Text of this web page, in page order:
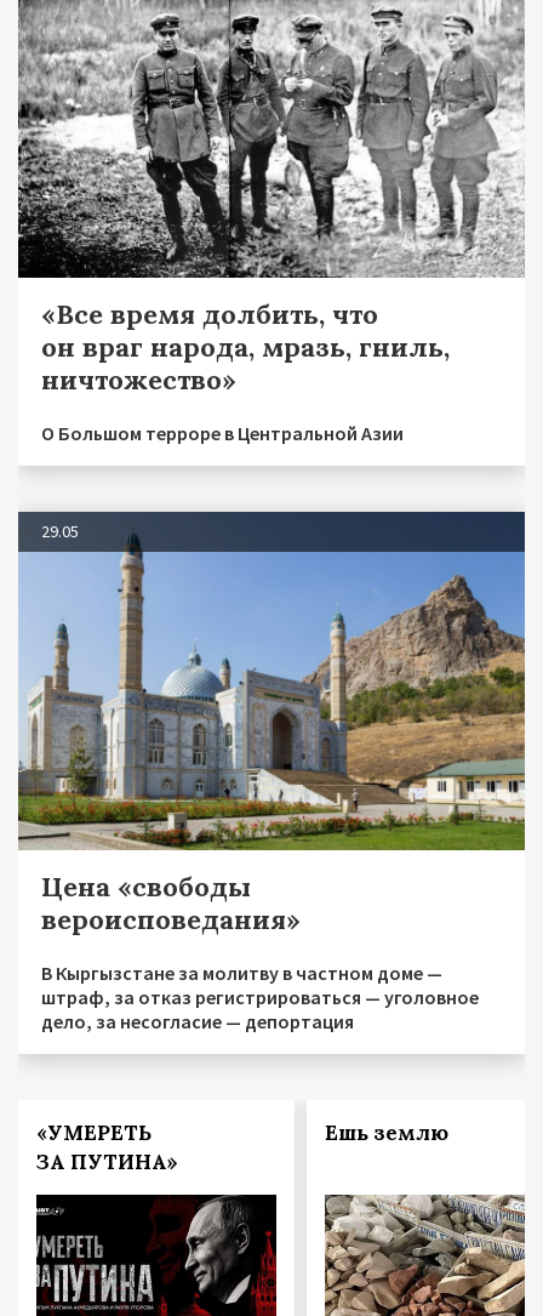
«Все время долбить, что
он враг народа, мразь, гниль,
ничтожество»
О Большом терроре в Центральной Азии
29.05
Цена «свободы
вероисповедания»
В Кыргызстане за молитву в частном доме —
штраф, за отказ регистрироваться — уголовное
дело, за несогласие — депортация
«УМЕРЕТЬ
ЗА ПУТИНА»
Ешь землю